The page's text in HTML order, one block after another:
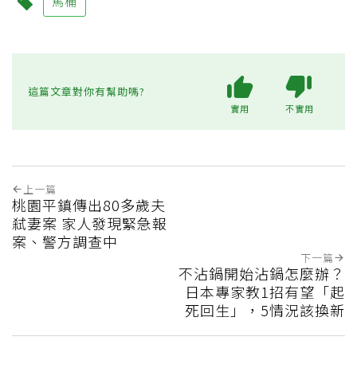
這篇文章對你有幫助嗎?
實用 不實用
上一篇
桃園平鎮傳出80多歲夫
弒妻案 家人發現緊急報
案、警方調查中
下一篇
不沾鍋開始沾鍋怎麼辦？
日本專家教1招有望「起
死回生」，5情況該換新